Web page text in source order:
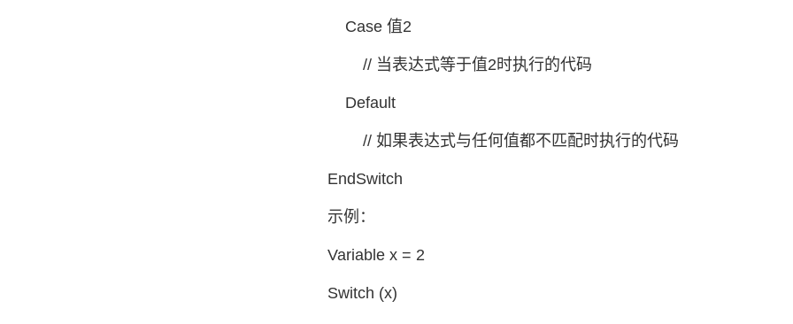
Case 值2
// 当表达式等于值2时执行的代码
Default
// 如果表达式与任何值都不匹配时执行的代码
EndSwitch
示例：
Variable x = 2
Switch (x)